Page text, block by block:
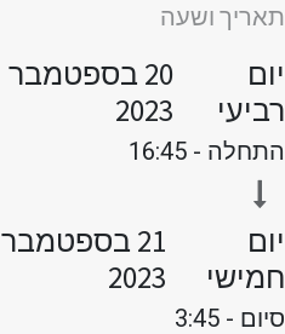
תאריך ושעה
יום
רביעי
20 בספטמבר
2023
התחלה - 16:45
יום
חמישי
21 בספטמבר
2023
סיום - 3:45